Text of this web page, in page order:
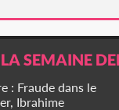
SEMAINE
: Fraude dans le
Ibrahime